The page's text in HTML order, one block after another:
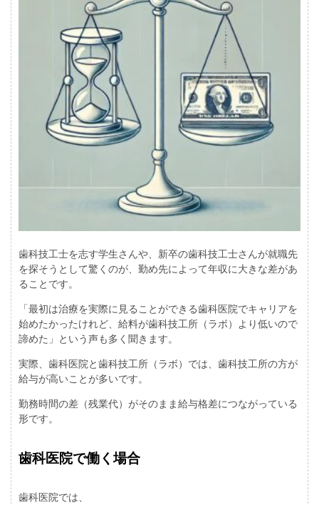
歯科技工士を志す学生さんや、新卒の歯科技工士さんが就職先
を探そうとして驚くのが、勤め先によって年収に大きな差があ
ることです。
「最初は治療を実際に見ることができる歯科医院でキャリアを
始めたかったけれど、給料が歯科技工所（ラボ）より低いので
諦めた」という声も多く聞きます。
実際、歯科医院と歯科技工所（ラボ）では、歯科技工所の方が
給与が高いことが多いです。
勤務時間の差（残業代）がそのまま給与格差につながっている
形です。
歯科医院で働く場合
歯科医院では、